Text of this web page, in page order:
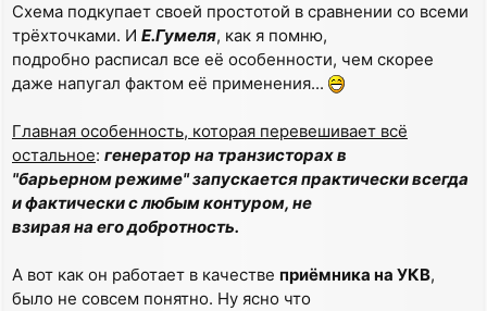
Схема подкупает своей простотой в сравнении со всеми
трёхточками. И Е.Гумеля, как я помню,
подробно расписал все её особенности, чем скорее
даже напугал фактом её применения...
Главная особенность, которая перевешивает всё
остальное: генератор на транзисторах в
"барьерном режиме" запускается практически всегда
и фактически с любым контуром, не
взирая на его добротность.
А вот как он работает в качестве приёмника на УКВ,
было не совсем понятно. Ну ясно что